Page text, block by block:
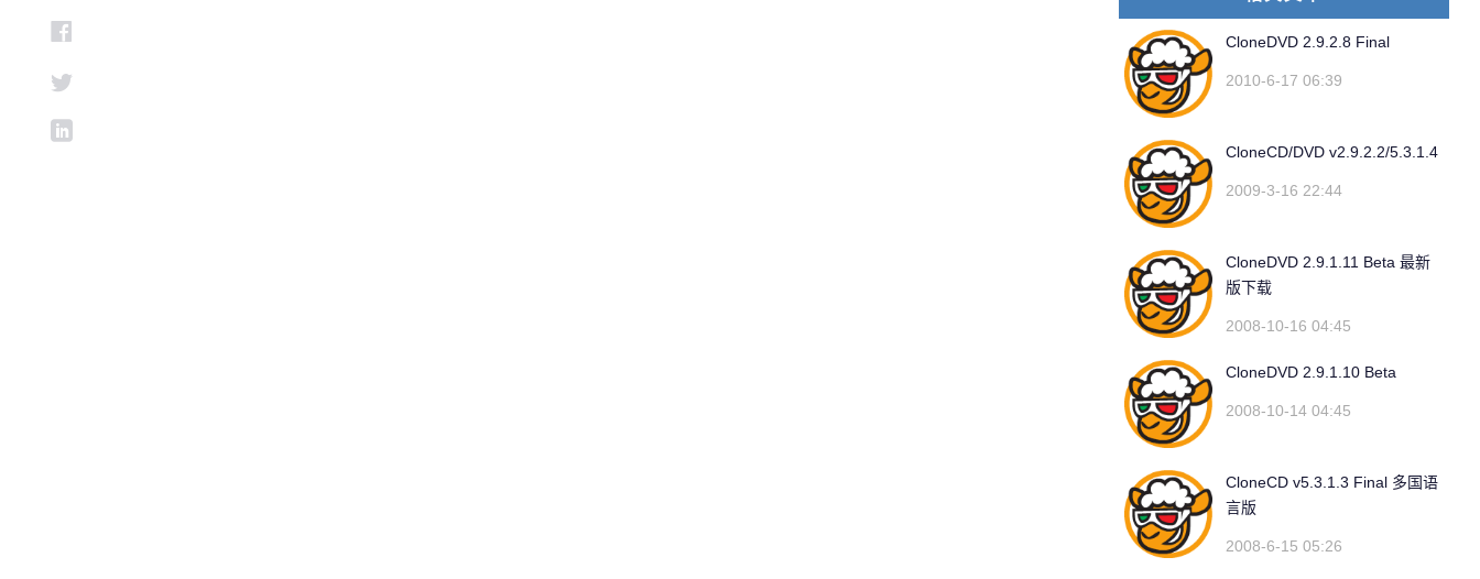
CloneDVD 2.9.2.8 Final
2010-6-17 06:39
CloneCD/DVD v2.9.2.2/5.3.1.4
2009-3-16 22:44
CloneDVD 2.9.1.11 Beta 最新
版下载
2008-10-16 04:45
CloneDVD 2.9.1.10 Beta
2008-10-14 04:45
CloneCD v5.3.1.3 Final 多国语
言版
2008-6-15 05:26